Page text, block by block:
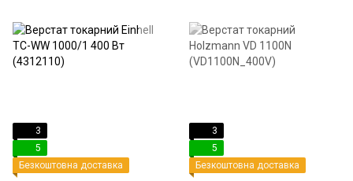
3
5
Безкоштовна доставка
3
5
Безкоштовна доставка